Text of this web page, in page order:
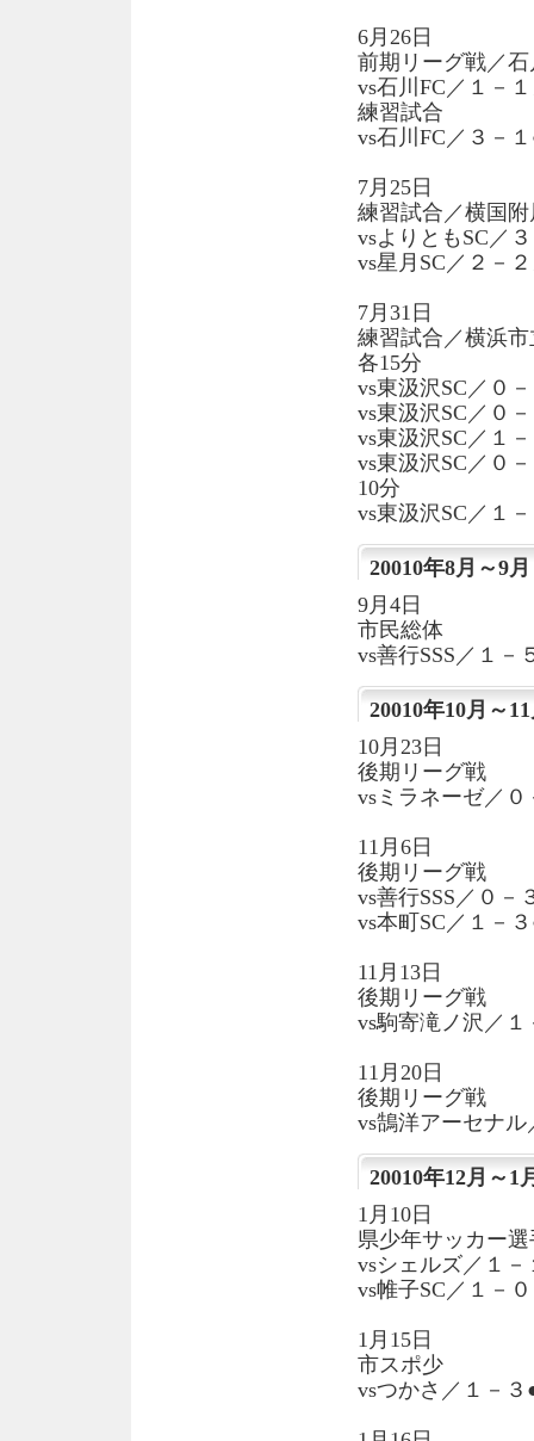
6月26日
前期リーグ戦／
vs石川FC／１－
練習試合
vs石川FC／３－
7月25日
練習試合／横国
vsよりともSC／
vs星月SC／２－
7月31日
練習試合／横浜
各15分
vs東汲沢SC／０
vs東汲沢SC／０
vs東汲沢SC／１
vs東汲沢SC／０
10分
vs東汲沢SC／１
20010年8月～9月
9月4日
市民総体
vs善行SSS／１－
20010年10月～
10月23日
後期リーグ戦
vsミラネーゼ／０
11月6日
後期リーグ戦
vs善行SSS／０－
vs本町SC／１－
11月13日
後期リーグ戦
vs駒寄滝ノ沢／１
11月20日
後期リーグ戦
vs鵠洋アーセナ
20010年12月～1
1月10日
県少年サッカー
vsシェルズ／１
vs帷子SC／１－０
1月15日
市スポ少
vsつかさ／１－３